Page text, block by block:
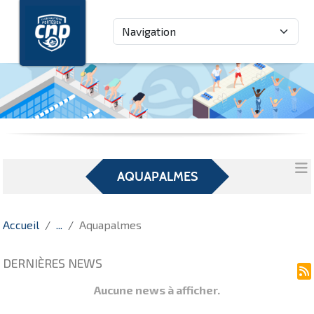
AQUAPALMES
Accueil Aquapalmes
DERNIÈRES NEWS
Aucune news à afficher.